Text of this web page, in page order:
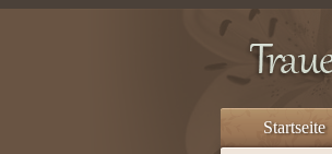
Startseite